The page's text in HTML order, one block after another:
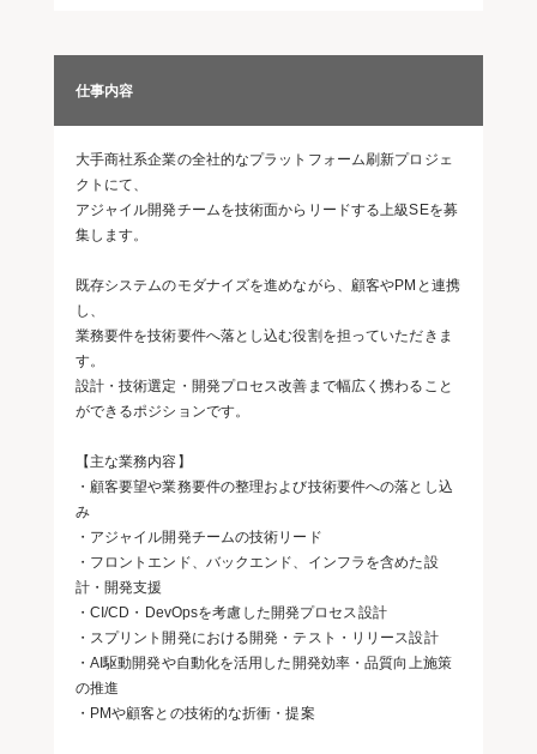
仕事内容
大手商社系企業の全社的なプラットフォーム刷新プロジェ
クトにて、
アジャイル開発チームを技術面からリードする上級SEを募
集します。
既存システムのモダナイズを進めながら、顧客やPMと連携
し、
業務要件を技術要件へ落とし込む役割を担っていただきま
す。
設計・技術選定・開発プロセス改善まで幅広く携わること
ができるポジションです。
【主な業務内容】
・顧客要望や業務要件の整理および技術要件への落とし込
み
・アジャイル開発チームの技術リード
・フロントエンド、バックエンド、インフラを含めた設
計・開発支援
・CI/CD・DevOpsを考慮した開発プロセス設計
・スプリント開発における開発・テスト・リリース設計
・AI駆動開発や自動化を活用した開発効率・品質向上施策
の推進
・PMや顧客との技術的な折衝・提案